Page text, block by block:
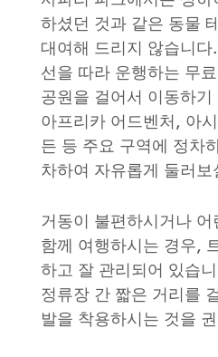
하셨던 것과 같은 동물
대여해 드리지 않습니
선을 따라 운행하는 무
공원을 걸어서 이동하
아프리카 어드벤처, 아
든 등 주요 구역에 정차
차하여 자유롭게 둘러
거동이 불편하시거나
함께 여행하시는 경우,
하고 잘 관리되어 있습
정류장 간 짧은 거리를
발을 착용하시는 것을